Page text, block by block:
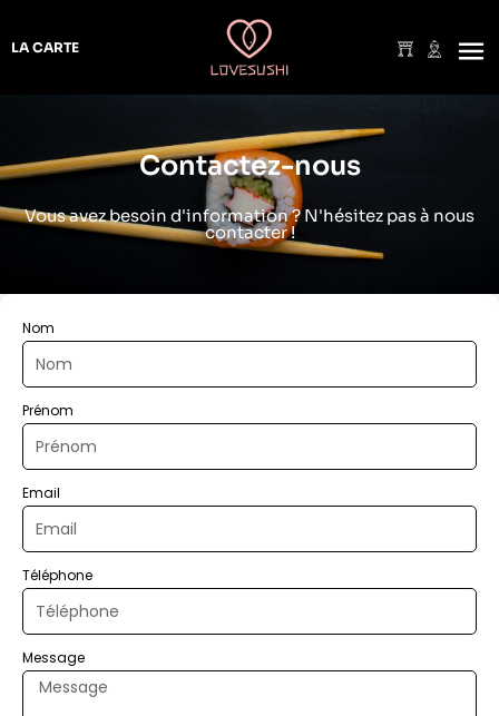
contenu
LA CARTE
Contactez-nous
Vous avez besoin d'information ? N'hésitez pas à nous
contacter !
Nom
Prénom
Email
Téléphone
Message